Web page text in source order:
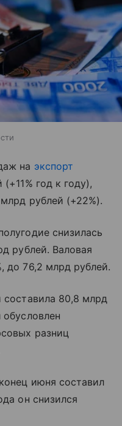
на экспорт
год к году),
рублей (+22%).
снизилась
рублей. Валовая
до 76,2 млрд рублей.
составила 80,8 млрд
обусловлен
разниц
июня составил
он снизился